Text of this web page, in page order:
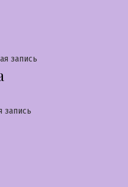
запись
запись